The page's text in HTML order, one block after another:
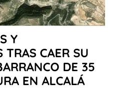
Y
TRAS CAER SU
DE 35
EN ALCALÁ